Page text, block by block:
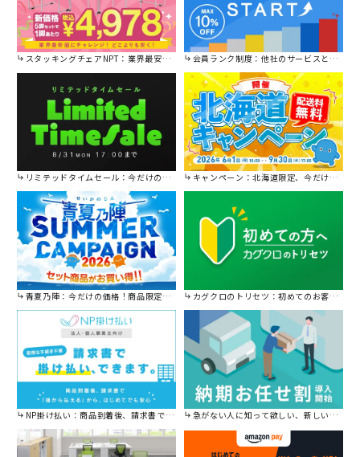
スタッキングチェアNPT：業界最安値に挑戦！ 会員ランク制度：他社のサービスと比較してください。
リミテッドタイムセール：今だけの限定セール。 キャンペーン：北海道限定、今だけ送料無料！
青夏乃陣：今だけの価格！商品限定セール開催中です。 カグクロのトリセツ：初めてのお客様はこちら。
NP掛け払い：商品到着後、請求書で後から払えます。 急がない人に知って欲しい、新しい割引を始めました。